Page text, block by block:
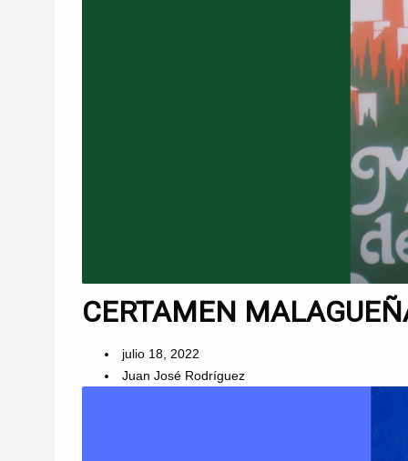
CERTAMEN
julio 18, 2022
Juan José Rodríguez